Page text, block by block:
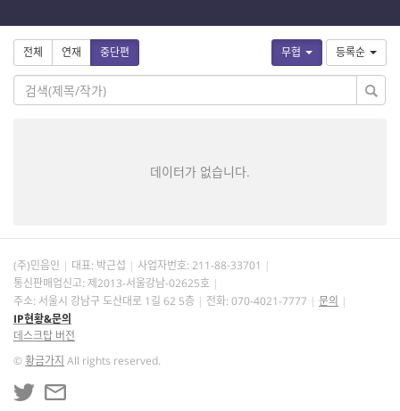
무협 등록순
전체 연재 중단편
데이터가 없습니다.
(주)민음인 대표: 박근섭 사업자번호: 211-88-33701
통신판매업신고: 제2013-서울강남-02625호
주소: 서울시 강남구 도산대로 1길 62 5층
전화: 070-4021-7777
문의
IP현황&문의
데스크탑 버전
©황금가지 All rights reserved.